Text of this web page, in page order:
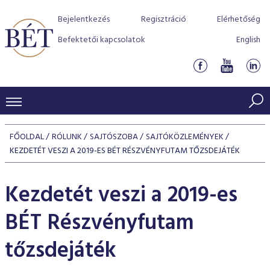
Bejelentkezés Regisztráció
Elérhetőség
Befektetői kapcsolatok
English
KERESKEDÉSI ADATOK
INDEXEK
Kötvényindexek
Jelzáloglevél indexek
Vállalati kötvény indexek
Kedvenc instrumentumok
Azonnali Piac
Részvények
Származékos piac
BEFEKTETŐK
Termékcsoportok
Indexek
Részvény szekció
Hitelpapír szekció
Szabályozás
BÉT szabályzatok
Befektetővédelem
Alkalmazott díjstruktúra
Elszámolás
KIBOCSÁTÓK
Részvény és vállalati kötvény tőzsdei bevezetését
program
BÉT Xtend - Részvénypiac egyszerűen
TŐZSDETAGOK
Tőzsdetagok, üzletkötők
VENDOROK
FŐOLDAL RÓLUNK SAJTÓSZOBA SAJTÓKÖZLEMÉNYEK
KEZDETÉT VESZI A 2019-ES BÉT RÉSZVÉNYFUTAM TŐZSDEJÁTÉK
Kezdetét veszi a 2019-es
BÉT Részvényfutam
tőzsdejáték